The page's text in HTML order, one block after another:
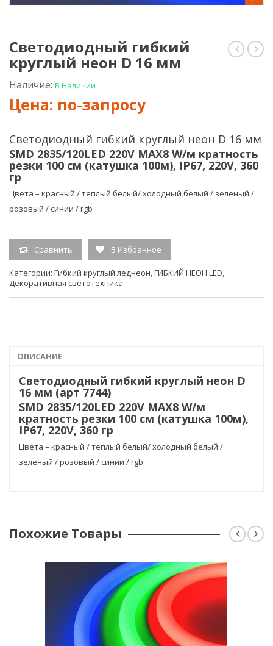
W,
12V,
L-
48-
Светодиодный гибкий
круглый неон D 16 мм
Наличие: В Наличии
Светодиодный гибкий круглый неон D 16 мм
SMD 2835/120LED 220V MAX8 W/м кратность
резки 100 см (катушка 100м), IP67, 220V, 360
гр
Цвета – красный / теплый белый/ холодный белый / зеленый /
розовый / синии / rgb
Сравнить В Избранное
Категории: Гибкий круглый леднеон,ГИБКИЙ НЕОН LED,
Декоративная светотехника
ОПИСАНИЕ
Светодиодный гибкий круглый неон D
16 мм (арт 7744)
SMD 2835/120LED 220V MAX8 W/м
кратность резки 100 см (катушка 100м),
IP67, 220V, 360 гр
Цвета – красный / теплый белый/ холодный белый /
зеленый / розовый / синии / rgb
Похожие Товары